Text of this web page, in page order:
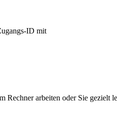
ID mit
Rechner arbeiten oder Sie gezielt